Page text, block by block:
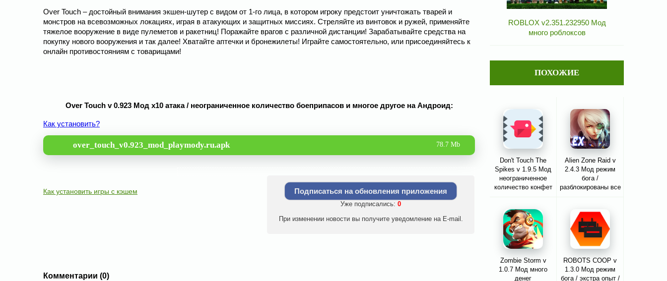
Over Touch – достойный внимания экшен-шутер с видом от 1-го лица, в котором игроку предстоит уничтожать тварей и
монстров на всевозможных локациях, играя в атакующих и защитных миссиях. Стреляйте из винтовок и ружей, применяйте
тяжелое вооружение в виде пулеметов и ракетниц! Поражайте врагов с различной дистанции! Зарабатывайте средства на
покупку нового вооружения и так далее! Хватайте аптечки и бронежилеты! Играйте самостоятельно, или присоединяйтесь к
онлайн противостояниям с товарищами!
Over Touch v 0.923 Мод х10 атака / неограниченное количество боеприпасов и многое другое на Андроид:
Как установить?
over_touch_v0.923_mod_playmody.ru.apk 78.7 Mb
Как установить игры с кэшем Подписаться на обновления приложения
Уже подписались: 0
При изменении новости вы получите уведомление на E-mail.
Комментарии (0)
ROBLOX v2.351.232950 Мод
много роблоксов
ПОХОЖИЕ
Don't Touch The
Spikes v 1.9.5 Мод
неограниченное
количество конфет
Alien Zone Raid v
2.4.3 Мод режим
бога /
разблокированы все
Zombie Storm v
1.0.7 Мод много
денег
ROBOTS COOP v
1.3.0 Мод режим
бога / экстра опыт /